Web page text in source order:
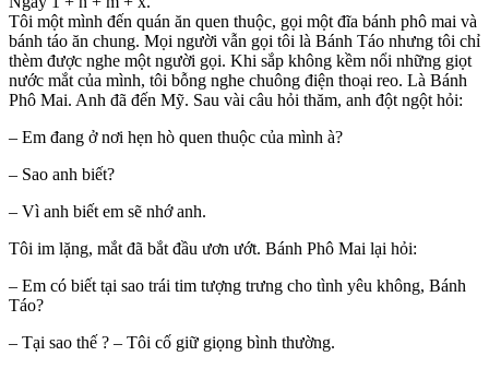
Tôi một mình đến quán ăn quen thuộc, gọi một đĩa bánh phô mai và
bánh táo ăn chung. Mọi người vẫn gọi tôi là Bánh Táo nhưng tôi chỉ
thèm được nghe một người gọi. Khi sắp không kềm nổi những giọt
nước mắt của mình, tôi bỗng nghe chuông điện thoại reo. Là Bánh
Phô Mai. Anh đã đến Mỹ. Sau vài câu hỏi thăm, anh đột ngột hỏi:
– Em đang ở nơi hẹn hò quen thuộc của mình à?
– Sao anh biết?
– Vì anh biết em sẽ nhớ anh.
Tôi im lặng, mắt đã bắt đầu ươn ướt. Bánh Phô Mai lại hỏi:
– Em có biết tại sao trái tim tượng trưng cho tình yêu không, Bánh
Táo?
– Tại sao thế ? – Tôi cố giữ giọng bình thường.